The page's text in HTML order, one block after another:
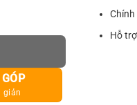
dù bọc nhôm có kèm MIC
giản
Hỗ